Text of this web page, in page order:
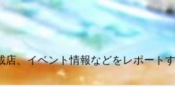
、イベント情報などをレポート